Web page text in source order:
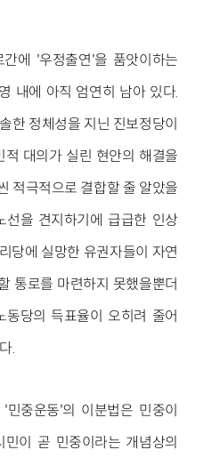
에 '우정출연'을 품앗이하는
내에 아직 엄연히 남아 있다.
한 정체성을 지닌 진보정당이
대의가 실린 현안의 해결을
적극적으로 결합할 줄 알았을
선을 견지하기에 급급한 인상
당에 실망한 유권자들이 자연
통로를 마련하지 못했을뿐더
동당의 득표율이 오히려 줄어
.
중운동'의 이분법은 민중이
이 곧 민중이라는 개념상의